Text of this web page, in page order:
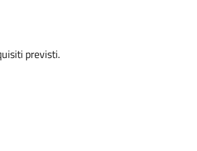
previsti.